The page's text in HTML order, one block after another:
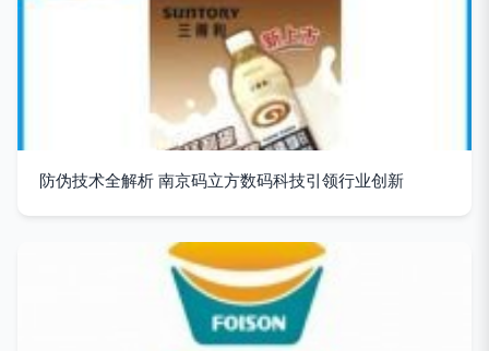
防伪技术全解析 南京码立方数码科技引领行业创新